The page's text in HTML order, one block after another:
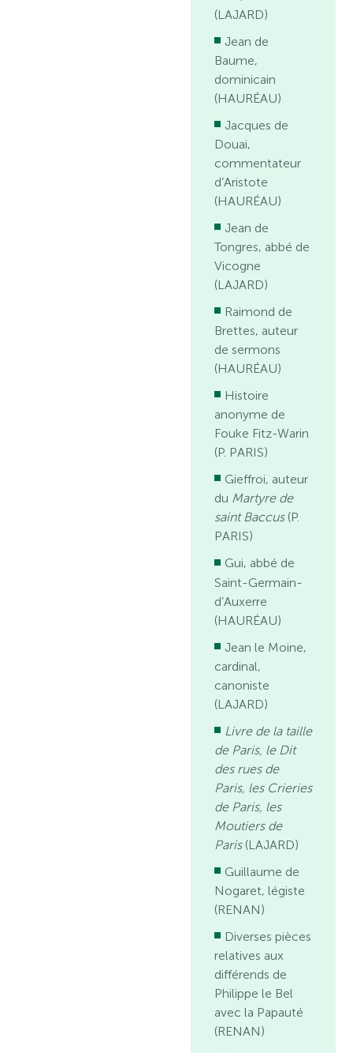
(LAJARD)
Jean de
Baume,
dominicain
(HAURÉAU)
Jacques de
Douai,
commentateur
d’Aristote
(HAURÉAU)
Jean de
Tongres, abbé de
Vicogne
(LAJARD)
Raimond de
Brettes, auteur
de sermons
(HAURÉAU)
Histoire
anonyme de
Fouke Fitz-Warin
(P. PARIS)
Gieffroi, auteur
du Martyre de
saint Baccus(P.
PARIS)
Gui, abbé de
Saint-Germain-
d’Auxerre
(HAURÉAU)
Jean le Moine,
cardinal,
canoniste
(LAJARD)
Livre de la taille
de Paris, le Dit
des rues de
Paris, les Crieries
de Paris, les
Moutiers de
Paris(LAJARD)
Guillaume de
Nogaret, légiste
(RENAN)
Diverses pièces
relatives aux
différends de
Philippe le Bel
avec la Papauté
(RENAN)